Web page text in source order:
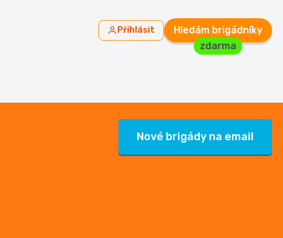
Přihlásit
Hledám brigádníky
zdarma
Nové brigády na email